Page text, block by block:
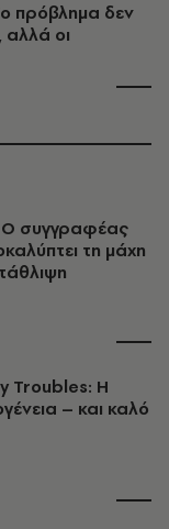
πρόβλημα δεν
αλλά οι
συγγραφέας
τη μάχη
Troubles: H
– και καλό